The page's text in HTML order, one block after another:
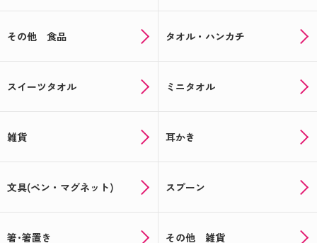
その他 食品 タオル・ハンカチ
スイーツタオル ミニタオル
雑貨 耳かき
文具(ペン・マグネット) スプーン
箸･箸置き その他 雑貨